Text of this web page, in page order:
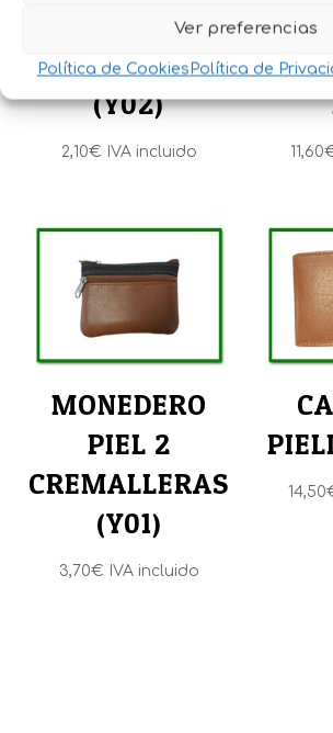
Ver preferencias
Política de Cookies Política de
MONEDERO
PIEL NEGRO
(Y02)
2,10€ IVA incluido 11,60
MONEDERO
PIEL 2
CREMALLERAS
(Y01)
3,70€ IVA incluido
14,50